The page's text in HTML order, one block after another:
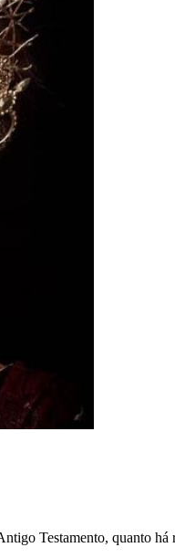
Testamento, quanto há